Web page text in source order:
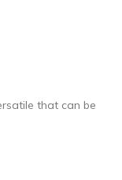
that can be